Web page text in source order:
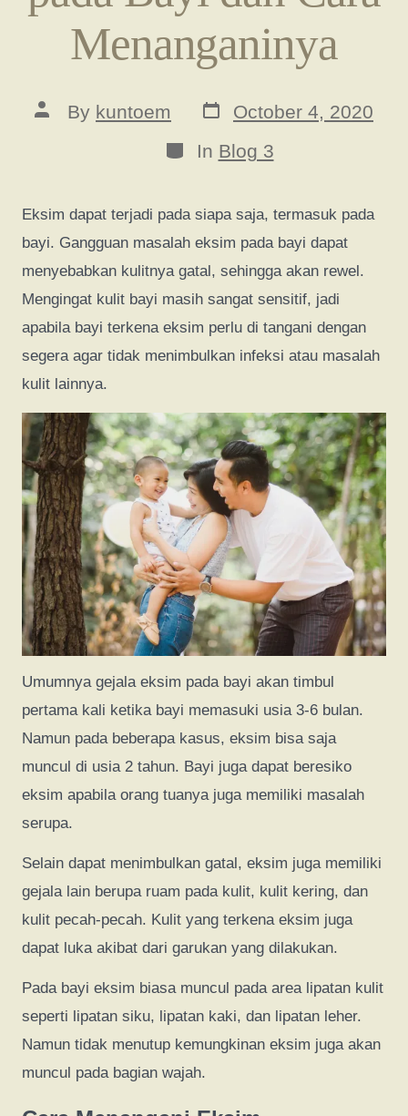
Menanganinya
Post
author
By kuntoem
Post
date
October 4, 2020
Categories
In Blog 3
Eksim dapat terjadi pada siapa saja, termasuk pada
bayi. Gangguan masalah eksim pada bayi dapat
menyebabkan kulitnya gatal, sehingga akan rewel.
Mengingat kulit bayi masih sangat sensitif, jadi
apabila bayi terkena eksim perlu di tangani dengan
segera agar tidak menimbulkan infeksi atau masalah
kulit lainnya.
Umumnya gejala eksim pada bayi akan timbul
pertama kali ketika bayi memasuki usia 3-6 bulan.
Namun pada beberapa kasus, eksim bisa saja
muncul di usia 2 tahun. Bayi juga dapat beresiko
eksim apabila orang tuanya juga memiliki masalah
serupa.
Selain dapat menimbulkan gatal, eksim juga memiliki
gejala lain berupa ruam pada kulit, kulit kering, dan
kulit pecah-pecah. Kulit yang terkena eksim juga
dapat luka akibat dari garukan yang dilakukan.
Pada bayi eksim biasa muncul pada area lipatan kulit
seperti lipatan siku, lipatan kaki, dan lipatan leher.
Namun tidak menutup kemungkinan eksim juga akan
muncul pada bagian wajah.